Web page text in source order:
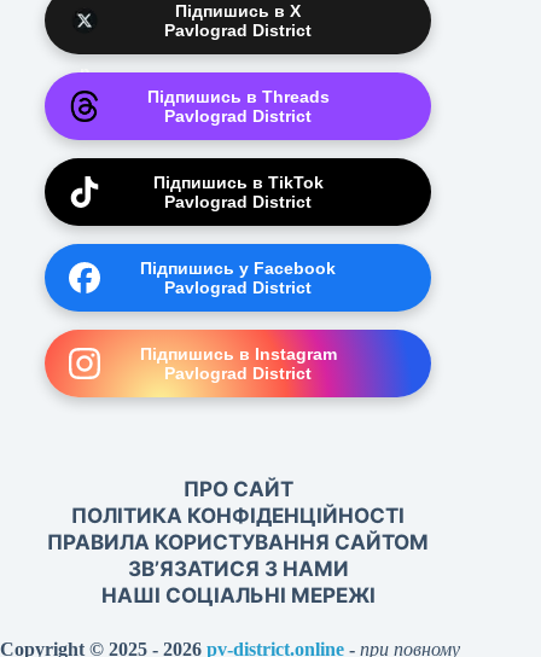
Підпишись в X
Pavlograd District
Підпишись в Threads
Pavlograd District
Підпишись в TikTok
Pavlograd District
Підпишись у Facebook
Pavlograd District
Підпишись в Instagram
Pavlograd District
ПРО САЙТ
ПОЛІТИКА КОНФІДЕНЦІЙНОСТІ
ПРАВИЛА КОРИСТУВАННЯ САЙТОМ
ЗВ’ЯЗАТИСЯ З НАМИ
НАШІ СОЦІАЛЬНІ МЕРЕЖІ
Copyright © 2025 - 2026 pv-district.online - при повному